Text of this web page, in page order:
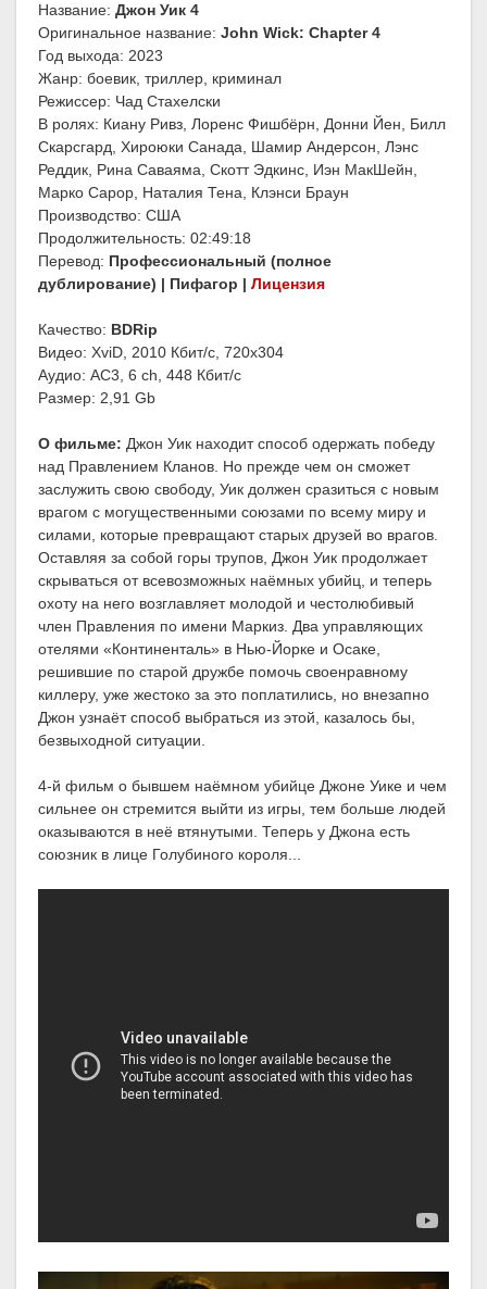
Название: Джон Уик 4
Оригинальное название: John Wick: Chapter 4
Год выхода: 2023
Жанр: боевик, триллер, криминал
Режиссер: Чад Стахелски
В ролях: Киану Ривз, Лоренс Фишбёрн, Донни Йен, Билл
Скарсгард, Хироюки Санада, Шамир Андерсон, Лэнс
Реддик, Рина Саваяма, Скотт Эдкинс, Иэн МакШейн,
Марко Сарор, Наталия Тена, Клэнси Браун
Производство: США
Продолжительность: 02:49:18
Перевод: Профессиональный (полное
дублирование) | Пифагор | Лицензия
Качество: BDRip
Видео: XviD, 2010 Кбит/с, 720x304
Аудио: AC3, 6 ch, 448 Кбит/с
Размер: 2,91 Gb
О фильме: Джон Уик находит способ одержать победу
над Правлением Кланов. Но прежде чем он сможет
заслужить свою свободу, Уик должен сразиться с новым
врагом с могущественными союзами по всему миру и
силами, которые превращают старых друзей во врагов.
Оставляя за собой горы трупов, Джон Уик продолжает
скрываться от всевозможных наёмных убийц, и теперь
охоту на него возглавляет молодой и честолюбивый
член Правления по имени Маркиз. Два управляющих
отелями «Континенталь» в Нью-Йорке и Осаке,
решившие по старой дружбе помочь своенравному
киллеру, уже жестоко за это поплатились, но внезапно
Джон узнаёт способ выбраться из этой, казалось бы,
безвыходной ситуации.
4-й фильм о бывшем наёмном убийце Джоне Уике и чем
сильнее он стремится выйти из игры, тем больше людей
оказываются в неё втянутыми. Теперь у Джона есть
союзник в лице Голубиного короля...